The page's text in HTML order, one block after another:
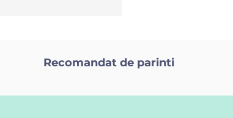
Recomandat de parinti